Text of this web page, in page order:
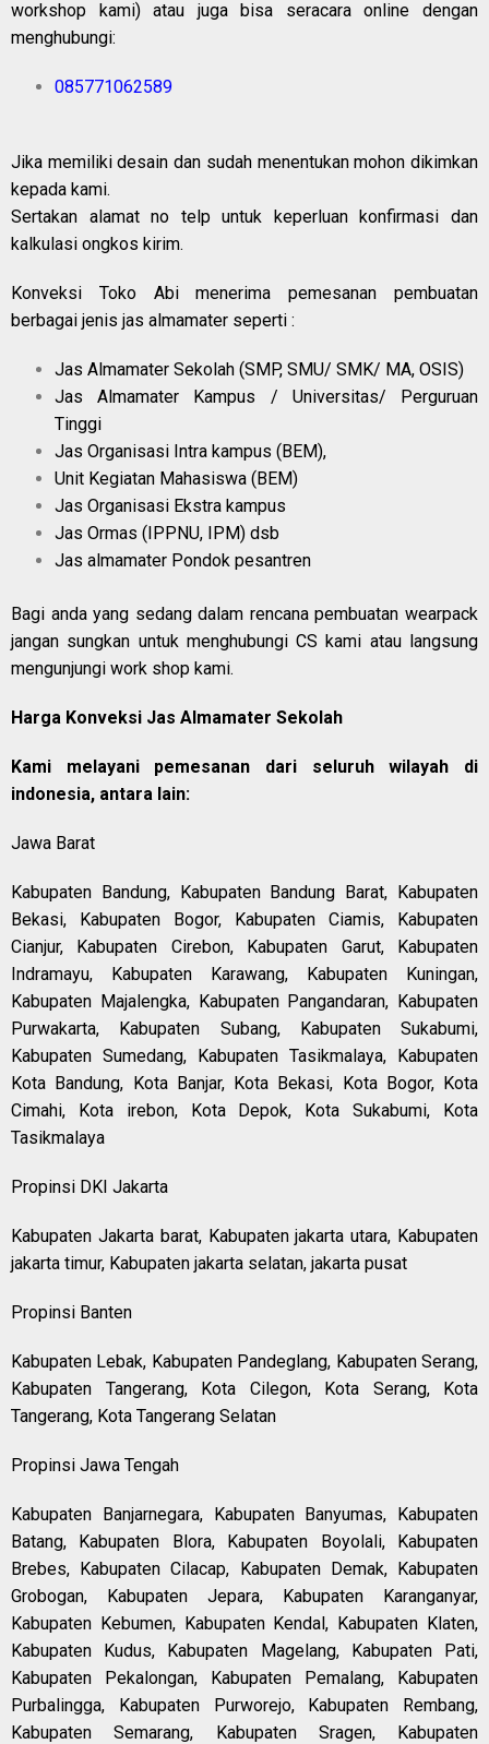
workshop kami) atau juga bisa seracara online dengan
menghubungi:
085771062589
Jika memiliki desain dan sudah menentukan mohon dikimkan
kepada kami.
Sertakan alamat no telp untuk keperluan konfirmasi dan
kalkulasi ongkos kirim.
Konveksi Toko Abi menerima pemesanan pembuatan
berbagai jenis jas almamater seperti :
Jas Almamater Sekolah (SMP, SMU/ SMK/ MA, OSIS)
Jas Almamater Kampus / Universitas/ Perguruan
Tinggi
Jas Organisasi Intra kampus (BEM),
Unit Kegiatan Mahasiswa (BEM)
Jas Organisasi Ekstra kampus
Jas Ormas (IPPNU, IPM) dsb
Jas almamater Pondok pesantren
Bagi anda yang sedang dalam rencana pembuatan wearpack
jangan sungkan untuk menghubungi CS kami atau langsung
mengunjungi work shop kami.
Harga Konveksi Jas Almamater Sekolah
Kami melayani pemesanan dari seluruh wilayah di
indonesia, antara lain:
Jawa Barat
Kabupaten Bandung, Kabupaten Bandung Barat, Kabupaten
Bekasi, Kabupaten Bogor, Kabupaten Ciamis, Kabupaten
Cianjur, Kabupaten Cirebon, Kabupaten Garut, Kabupaten
Indramayu, Kabupaten Karawang, Kabupaten Kuningan,
Kabupaten Majalengka, Kabupaten Pangandaran, Kabupaten
Purwakarta, Kabupaten Subang, Kabupaten Sukabumi,
Kabupaten Sumedang, Kabupaten Tasikmalaya, Kabupaten
Kota Bandung, Kota Banjar, Kota Bekasi, Kota Bogor, Kota
Cimahi, Kota irebon, Kota Depok, Kota Sukabumi, Kota
Tasikmalaya
Propinsi DKI Jakarta
Kabupaten Jakarta barat, Kabupaten jakarta utara, Kabupaten
jakarta timur, Kabupaten jakarta selatan, jakarta pusat
Propinsi Banten
Kabupaten Lebak, Kabupaten Pandeglang, Kabupaten Serang,
Kabupaten Tangerang, Kota Cilegon, Kota Serang, Kota
Tangerang, Kota Tangerang Selatan
Propinsi Jawa Tengah
Kabupaten Banjarnegara, Kabupaten Banyumas, Kabupaten
Batang, Kabupaten Blora, Kabupaten Boyolali, Kabupaten
Brebes, Kabupaten Cilacap, Kabupaten Demak, Kabupaten
Grobogan, Kabupaten Jepara, Kabupaten Karanganyar,
Kabupaten Kebumen, Kabupaten Kendal, Kabupaten Klaten,
Kabupaten Kudus, Kabupaten Magelang, Kabupaten Pati,
Kabupaten Pekalongan, Kabupaten Pemalang, Kabupaten
Purbalingga, Kabupaten Purworejo, Kabupaten Rembang,
Kabupaten Semarang, Kabupaten Sragen, Kabupaten